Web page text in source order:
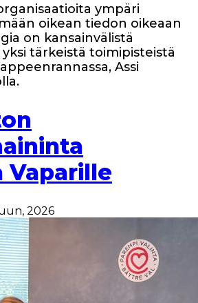
ympäri
oikean tiedon oikeaan
on kansainvälistä
tärkeistä toimipisteistä
Assi
Vaparille
2026